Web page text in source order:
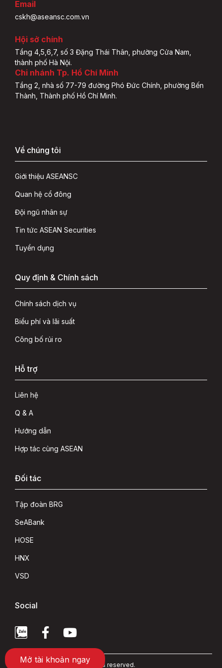
Email
cskh@aseansc.com.vn
Hội sở chính
Tầng 4,5,6,7, số 3 Đặng Thái Thân, phường Cửa Nam,
thành phố Hà Nội.
Chi nhánh Tp. Hồ Chí Minh
Tầng 2, nhà số 77-79 đường Phó Đức Chính, phường Bến
Thành, Thành phố Hồ Chí Minh.
Về chúng tôi
Giới thiệu ASEANSC
Quan hệ cổ đông
Đội ngũ nhân sự
Tin tức ASEAN Securities
Tuyển dụng
Quy định & Chính sách
Chính sách dịch vụ
Biểu phí và lãi suất
Công bố rủi ro
Hỗ trợ
Liên hệ
Q & A
Hướng dẫn
Hợp tác cùng ASEAN
Đối tác
Tập đoàn BRG
SeABank
HOSE
HNX
VSD
Social
Copyright 2022 © ASEAN rights reserved.
Mở tài khoản ngay